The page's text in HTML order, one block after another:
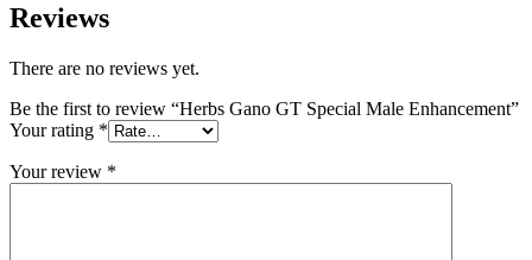
Reviews
There are no reviews yet.
Be the first to review “Herbs Gano GT Special Male Enhancement”
Your rating *
Your review *